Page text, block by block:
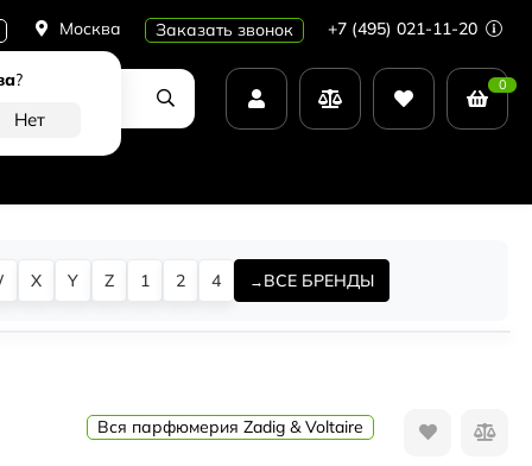
Москва
?
Заказать звонок +7 (495) 021-11-20
0
X Y Z 1 2 4 ВСЕ БРЕНДЫ
Вся парфюмерия Zadig & Voltaire